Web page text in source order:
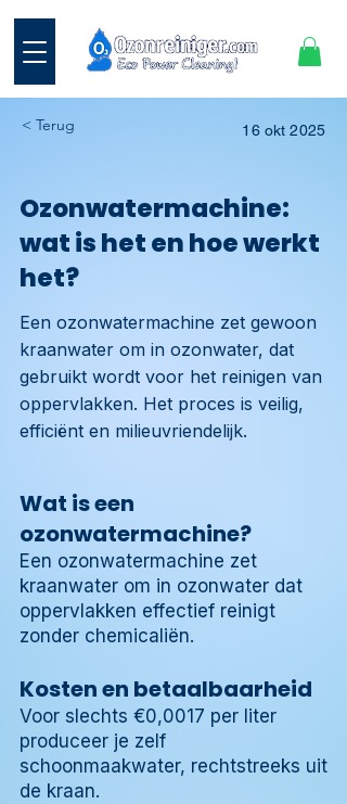
< Terug 16 okt 2025
Ozonwatermachine:
wat is het en hoe werkt
het?
Een ozonwatermachine zet gewoon
kraanwater om in ozonwater, dat
gebruikt wordt voor het reinigen van
oppervlakken. Het proces is veilig,
efficiënt en milieuvriendelijk.
Wat is een
ozonwatermachine?
Een ozonwatermachine zet
kraanwater om in ozonwater dat
oppervlakken effectief reinigt
zonder chemicaliën.
Kosten en betaalbaarheid
Voor slechts €0,0017 per liter
produceer je zelf
schoonmaakwater, rechtstreeks uit
de kraan.